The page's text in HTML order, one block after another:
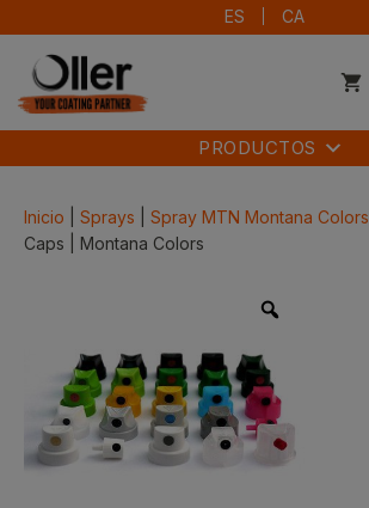
contenido
ES CA
PRODUCTOS
Inicio Sprays Spray MTN Montana Colors
Caps | Montana Colors